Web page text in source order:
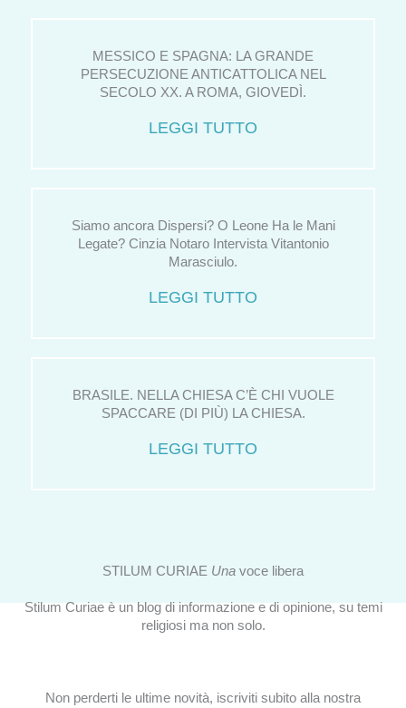
MESSICO E SPAGNA: LA GRANDE
PERSECUZIONE ANTICATTOLICA NEL
SECOLO XX. A ROMA, GIOVEDÌ.
LEGGI TUTTO
Siamo ancora Dispersi? O Leone Ha le Mani
Legate? Cinzia Notaro Intervista Vitantonio
Marasciulo.
LEGGI TUTTO
BRASILE. NELLA CHIESA C’È CHI VUOLE
SPACCARE (DI PIÙ) LA CHIESA.
LEGGI TUTTO
STILUM CURIAE Una voce libera
Stilum Curiae è un blog di informazione e di opinione, su temi
religiosi ma non solo.
Non perderti le ultime novità, iscriviti subito alla nostra